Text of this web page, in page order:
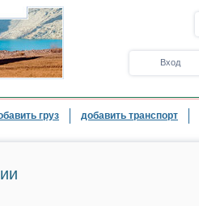
Вход
груз добавить транспорт